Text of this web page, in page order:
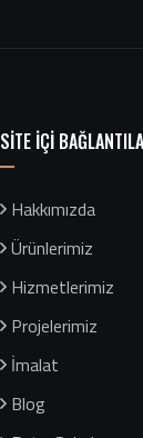
SİTE İÇİ
Hakkımızda
Ürünlerimiz
Hizmetlerimiz
Projelerimiz
İmalat
Blog